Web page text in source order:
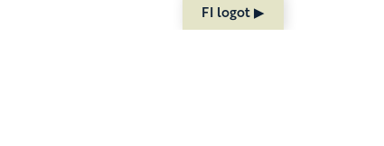
FI logot ▶︎